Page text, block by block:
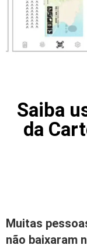
Saiba
da
Muitas
não baixaram